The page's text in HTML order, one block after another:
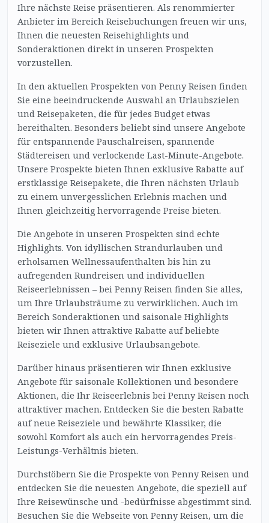
Ihre nächste Reise präsentieren. Als renommierter
Anbieter im Bereich Reisebuchungen freuen wir uns,
Ihnen die neuesten Reisehighlights und
Sonderaktionen direkt in unseren Prospekten
vorzustellen.
In den aktuellen Prospekten von Penny Reisen finden
Sie eine beeindruckende Auswahl an Urlaubszielen
und Reisepaketen, die für jedes Budget etwas
bereithalten. Besonders beliebt sind unsere Angebote
für entspannende Pauschalreisen, spannende
Städtereisen und verlockende Last-Minute-Angebote.
Unsere Prospekte bieten Ihnen exklusive Rabatte auf
erstklassige Reisepakete, die Ihren nächsten Urlaub
zu einem unvergesslichen Erlebnis machen und
Ihnen gleichzeitig hervorragende Preise bieten.
Die Angebote in unseren Prospekten sind echte
Highlights. Von idyllischen Strandurlauben und
erholsamen Wellnessaufenthalten bis hin zu
aufregenden Rundreisen und individuellen
Reiseerlebnissen – bei Penny Reisen finden Sie alles,
um Ihre Urlaubsträume zu verwirklichen. Auch im
Bereich Sonderaktionen und saisonale Highlights
bieten wir Ihnen attraktive Rabatte auf beliebte
Reiseziele und exklusive Urlaubsangebote.
Darüber hinaus präsentieren wir Ihnen exklusive
Angebote für saisonale Kollektionen und besondere
Aktionen, die Ihr Reiseerlebnis bei Penny Reisen noch
attraktiver machen. Entdecken Sie die besten Rabatte
auf neue Reiseziele und bewährte Klassiker, die
sowohl Komfort als auch ein hervorragendes Preis-
Leistungs-Verhältnis bieten.
Durchstöbern Sie die Prospekte von Penny Reisen und
entdecken Sie die neuesten Angebote, die speziell auf
Ihre Reisewünsche und -bedürfnisse abgestimmt sind.
Besuchen Sie die Webseite von Penny Reisen, um die